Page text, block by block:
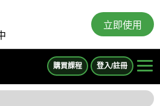
立即使用
購買課程 登入/註冊